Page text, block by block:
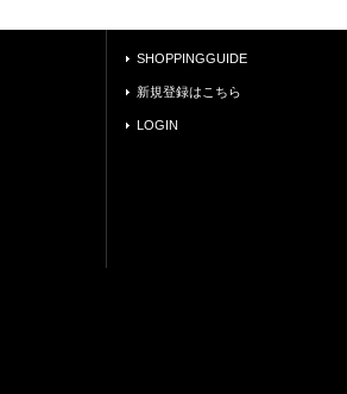
SHOPPINGGUIDE
新規登録はこちら
LOGIN